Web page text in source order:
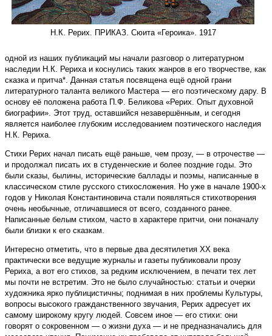
Н.К. Рерих. ПРИКАЗ. Сюита «Героика». 1917
одной из наших публикаций мы начали разговор о литературном
наследии Н.К. Рериха и коснулись таких жанров в его творчестве, как
сказка и притча*. Данная статья посвящена ещё одной грани
литературного таланта великого Мастера — его поэтическому дару. В
основу её положена работа П.Ф. Беликова «Рерих. Опыт духовной
биографии». Этот труд, оставшийся незавершённым, и сегодня
является наиболее глубоким исследованием поэтического наследия
Н.К. Рериха.
Стихи Рерих начал писать ещё раньше, чем прозу, — в отрочестве —
и продолжал писать их в студенческие и более поздние годы. Это
были сказы, былины, исторические баллады и поэмы, написанные в
классическом стиле русского стихосложения. Но уже в начале 1900-х
годов у Николая Константиновича стали появляться стихотворения
очень необычные, отличавшиеся от всего, созданного ранее.
Написанные белым стихом, часто в характере притчи, они поначалу
были близки к его сказкам.
Интересно отметить, что в первые два десятилетия XX века
практически все ведущие журналы и газеты публиковали прозу
Рериха, а вот его стихов, за редким исключением, в печати тех лет
мы почти не встретим. Это не было случайностью: статьи и очерки
художника ярко публицистичны; поднимая в них проблемы Культуры,
вопросы высокого гражданственного звучания, Рерих адресует их
самому широкому кругу людей. Совсем иное — его стихи: они
говорят о сокровенном — о жизни духа — и не предназначались для